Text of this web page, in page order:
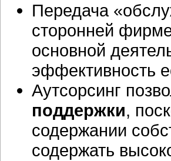
Передача
сторонней
основной
эффективность
Аутсорсинг
поддержки,
содержании
содержать